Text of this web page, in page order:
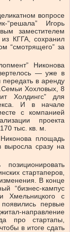
вопросе
“решала” Игорь
заместителем
КГГА, сохранил
“смотрящего” за
Никонова
— уже в
в аренду
Хохловых, 8
Холдингс” для
И в начале
с компанией
проекта
тыс. кв. м.
площадь
выросла сразу на
стартаперов,
В конце
“бизнес-кампус
Хмельницкого с
первые
направление
про стартапы,
в итоге сдать